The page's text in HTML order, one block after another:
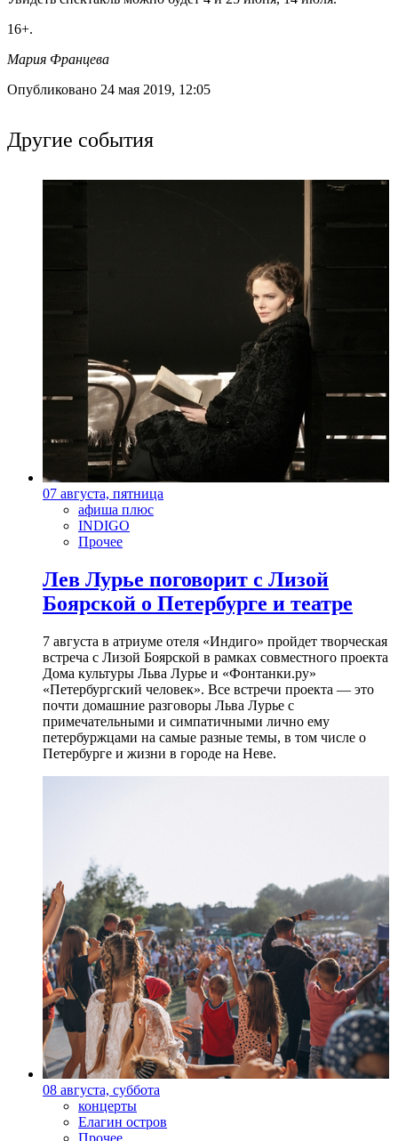
16+.
Мария Францева
Опубликовано 24 мая 2019, 12:05
Другие события
07 августа, пятница
афиша плюс
INDIGO
Прочее
Лев Лурье поговорит с Лизой
Боярской о Петербурге и театре
7 августа в атриуме отеля «Индиго» пройдет творческая
встреча с Лизой Боярской в рамках совместного проекта
Дома культуры Льва Лурье и «Фонтанки.ру»
«Петербургский человек». Все встречи проекта — это
почти домашние разговоры Льва Лурье с
примечательными и симпатичными лично ему
петербуржцами на самые разные темы, в том числе о
Петербурге и жизни в городе на Неве.
08 августа, суббота
концерты
Елагин остров
Прочее